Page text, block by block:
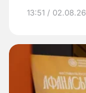
13:51 / 02.08.26